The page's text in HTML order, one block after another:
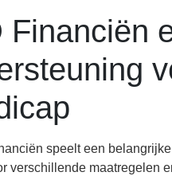
Financiën
speelt een
verschillende maatregelen